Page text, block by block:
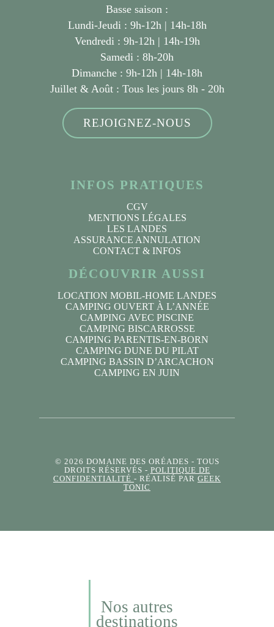
Basse saison :
Lundi-Jeudi : 9h-12h | 14h-18h
Vendredi : 9h-12h | 14h-19h
Samedi : 8h-20h
Dimanche : 9h-12h | 14h-18h
Juillet & Août : Tous les jours 8h - 20h
REJOIGNEZ-NOUS
INFOS PRATIQUES
CGV
MENTIONS LÉGALES
LES LANDES
ASSURANCE ANNULATION
CONTACT & INFOS
DÉCOUVRIR AUSSI
LOCATION MOBIL-HOME LANDES
CAMPING OUVERT À L’ANNÉE
CAMPING AVEC PISCINE
CAMPING BISCARROSSE
CAMPING PARENTIS-EN-BORN
CAMPING DUNE DU PILAT
CAMPING BASSIN D’ARCACHON
CAMPING EN JUIN
© 2026 DOMAINE DES ORÉADES - TOUS
DROITS RÉSERVÉS - POLITIQUE DE
CONFIDENTIALITÉ - RÉALISÉ PAR GEEK
TONIC
Nos autres
destinations